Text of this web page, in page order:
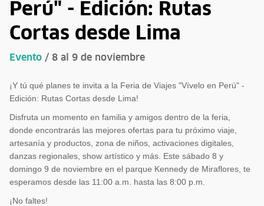
Perú" - Edición: Rutas
Cortas desde Lima
Evento / 8 al 9 de noviembre
¡Y tú qué planes te invita a la Feria de Viajes "Vívelo en Perú" -
Edición: Rutas Cortas desde Lima!
Disfruta un momento en familia y amigos dentro de la feria,
donde encontrarás las mejores ofertas para tu próximo viaje,
artesanía y productos, zona de niños, activaciones digitales,
danzas regionales, show artístico y más. Este sábado 8 y
domingo 9 de noviembre en el parque Kennedy de Miraflores, te
esperamos desde las 11:00 a.m. hasta las 8:00 p.m.
¡No faltes!